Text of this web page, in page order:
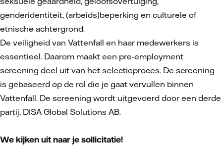
genderidentiteit, (arbeids)beperking en culturele of
etnische achtergrond.
De veiligheid van Vattenfall en haar medewerkers is
essentieel. Daarom maakt een pre-employment
screening deel uit van het selectieproces. De screening
is gebaseerd op de rol die je gaat vervullen binnen
Vattenfall. De screening wordt uitgevoerd door een derde
partij, DISA Global Solutions AB.
We kijken uit naar je sollicitatie!